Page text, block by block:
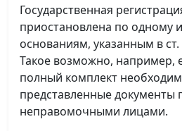
Государственная
приостановлена по одному
основаниям, указанным в
Такое возможно, например,
полный комплект
представленные документы
неправомочными лицами.